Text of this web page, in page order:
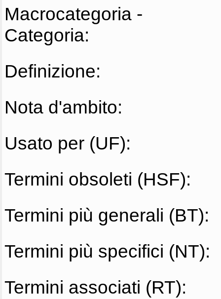
Macrocategoria -
Categoria:
Definizione:
Nota d'ambito:
Usato per (UF):
Termini obsoleti (HSF):
Termini più generali (BT):
Termini più specifici (NT):
Termini associati (RT):